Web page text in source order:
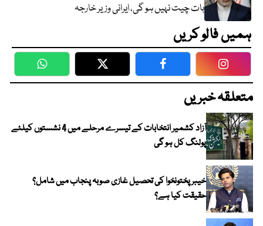
بات چیت نہیں ہو گی، ایرانی وزیر خارجہ
ہمیں فالو کریں
WhatsApp Twitter Facebook
متعلقہ خبریں
آزاد کشمیر انتخابات کے تیسرے مرحلے میں 4 نشستوں کیلئے
پولنگ کل ہو گی
خیبر پختونخوا کی تحصیل غازی صوبہ پنجاب میں شامل؟
حقیقت کیا ہے؟